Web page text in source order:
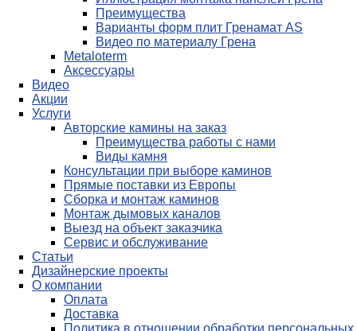
Преимущества
Варианты форм плит Гренамат AS
Видео по материалу Грена
Metaloterm
Аксессуары
Видео
Акции
Услуги
Авторские камины на заказ
Преимущества работы с нами
Виды камня
Консультации при выборе каминов
Прямые поставки из Европы
Сборка и монтаж каминов
Монтаж дымовых каналов
Выезд на объект заказчика
Сервис и обслуживание
Статьи
Дизайнерские проекты
О компании
Оплата
Доставка